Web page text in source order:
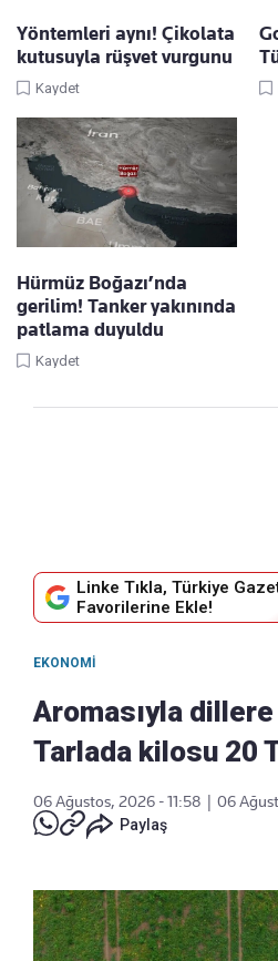
Yöntemleri aynı! Çikolata
kutusuyla rüşvet vurgunu
Kaydet
Hürmüz Boğazı’nda
gerilim! Tanker yakınında
patlama duyuldu
Kaydet
Linke Tıkla, Türkiye
Favorilerine Ekle!
EKONOMI
Aromasıyla
Tarlada kilosu 20
06 Ağustos, 2026 - 11:58
06
Paylaş